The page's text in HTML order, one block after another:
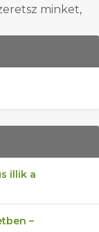
minket,
illik a
–